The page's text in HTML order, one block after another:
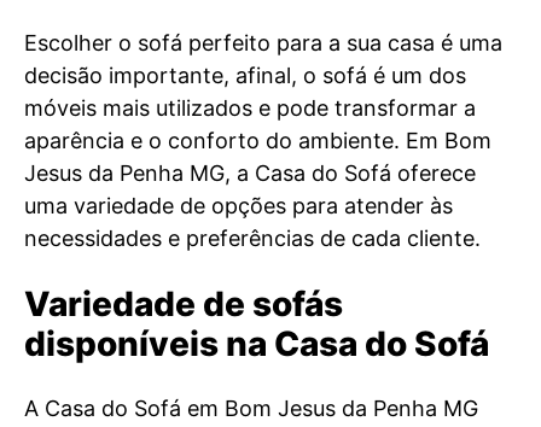
Escolher o sofá perfeito para a sua casa é uma
decisão importante, afinal, o sofá é um dos
móveis mais utilizados e pode transformar a
aparência e o conforto do ambiente. Em Bom
Jesus da Penha MG, a Casa do Sofá oferece
uma variedade de opções para atender às
necessidades e preferências de cada cliente.
Variedade de sofás
disponíveis na Casa do Sofá
A Casa do Sofá em Bom Jesus da Penha MG